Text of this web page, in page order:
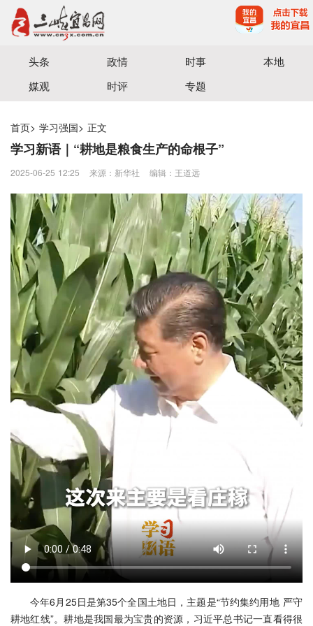
宜昌三峡融媒体中心主办
头条 政情 时事
本地
媒观
时评 专题
首页> 学习强国> 正文
学习新语｜“耕地是粮食生产的命根子”
2025-06-25 12:25 来源：新华社 编辑：王道远
今年6月25日是第35个全国土地日，主题是“节约集约用地 严守
耕地红线”。耕地是我国最为宝贵的资源，习近平总书记一直看得很